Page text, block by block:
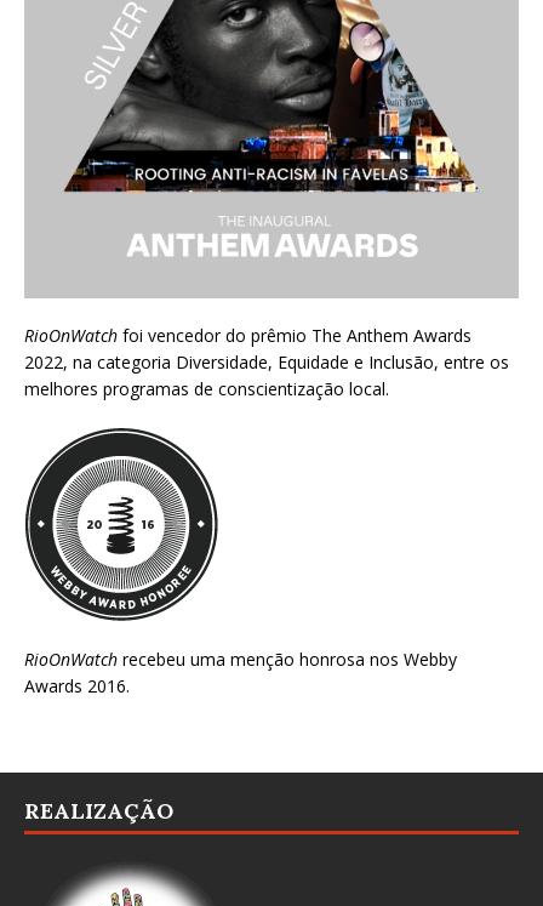
RioOnWatch foi vencedor do prêmio The Anthem Awards
2022, na categoria Diversidade, Equidade e Inclusão, entre os
melhores programas de conscientização local.
RioOnWatch recebeu uma menção honrosa nos Webby
Awards 2016.
REALIZAÇÃO